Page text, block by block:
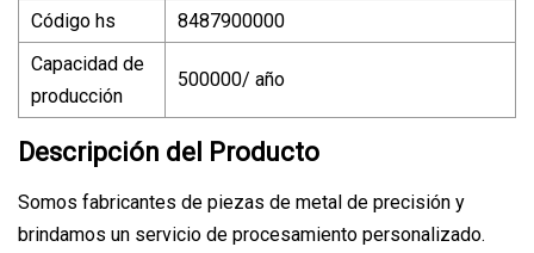
Código hs
8487900000
Capacidad de
producción
500000/ año
Descripción del Producto
Somos fabricantes de piezas de metal de precisión y
brindamos un servicio de procesamiento personalizado.